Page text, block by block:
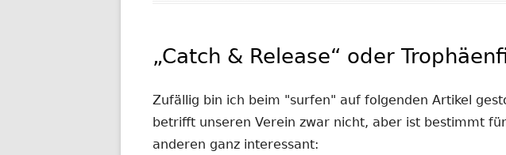
„Catch & Release“ oder
Zufällig bin ich beim "surfen" auf folgenden Artikel
betrifft unseren Verein zwar nicht, aber ist bestimmt
anderen ganz interessant: